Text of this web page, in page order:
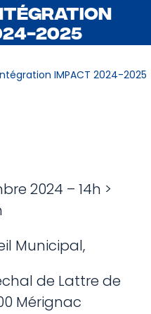
2025
IMPACT 2024-2025
2024 – 14h >
Municipal,
de Lattre de
Mérignac